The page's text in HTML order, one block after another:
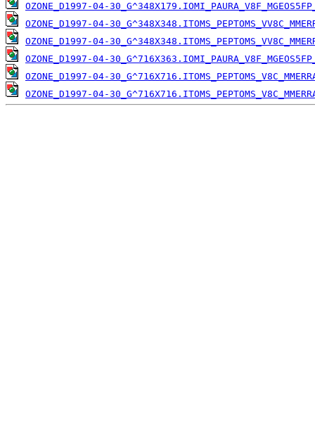
OZONE_D1997-04-
OZONE_D1997-04-
OZONE_D1997-04-
OZONE_D1997-04-
OZONE_D1997-04-
OZONE_D1997-04-